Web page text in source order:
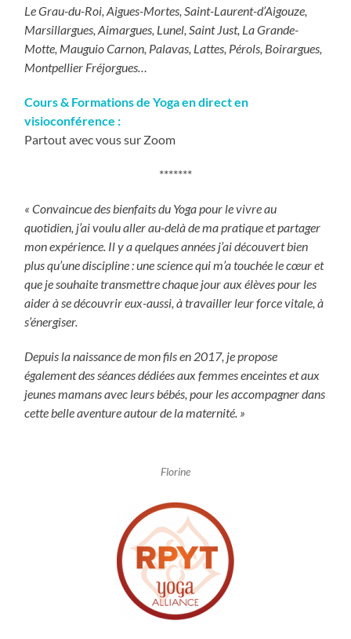
Le Grau-du-Roi, Aigues-Mortes, Saint-Laurent-d’Aigouze,
Marsillargues, Aimargues, Lunel, Saint Just, La Grande-
Motte, Mauguio Carnon, Palavas, Lattes, Pérols, Boirargues,
Montpellier Fréjorgues…
Cours & Formations de Yoga en direct en
visioconférence :
Partout avec vous sur Zoom
*******
« Convaincue des bienfaits du Yoga pour le vivre au
quotidien, j’ai voulu aller au-delà de ma pratique et partager
mon expérience. Il y a quelques années j’ai découvert bien
plus qu’une discipline : une science qui m’a touchée le cœur et
que je souhaite transmettre chaque jour aux élèves pour les
aider à se découvrir eux-aussi, à travailler leur force vitale, à
s’énergiser.
Depuis la naissance de mon fils en 2017, je propose
également des séances dédiées aux femmes enceintes et aux
jeunes mamans avec leurs bébés, pour les accompagner dans
cette belle aventure autour de la maternité. »
Florine